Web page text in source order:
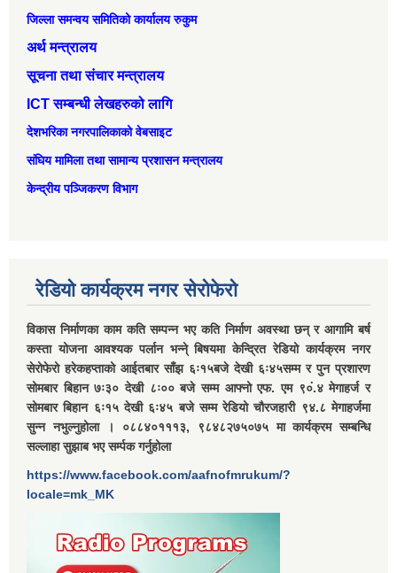
जिल्ला समन्वय समितिको कार्यालय रुकुम
अर्थ मन्त्रालय
सूचना तथा संचार मन्त्रालय
ICT सम्बन्धी लेखहरुको लागि
देशभरिका नगरपालिकाको वेबसाइट
संघिय मामिला तथा सामान्‍य प्रशासन मन्त्रालय
केन्द्रीय पञ्जिकरण विभाग
रेडियो कार्यक्रम नगर सेरोफेरो
विकास निर्माणका काम कति सम्पन्न भए कति निर्माण अवस्था छन् र आगामि बर्ष
कस्ता योजना आवश्यक पर्लान भन्ने् बिषयमा केन्द्रित रेडियो कार्यक्रम नगर
सेरोफेरो हरेकहप्ताको आईतबार साँझ ६ः१५बजे देखी ६ः४५सम्म र पुन प्रशारण
सोमबार बिहान ७ः३० देखी ८ः०० बजे सम्म आफ्नो एफ. एम ९०ं.४ मेगाहर्ज र
सोमबार बिहान ६ः१५ देखी ६ः४५ बजे सम्म रेडियो चौरजहारी ९४.८ मेगाहर्जमा
सुन्न नभुल्नुहोला । ०८८४०१११३, ९८४८२७५०७५ मा कार्यक्रम सम्बन्धि
सल्लाहा सुझाब भए सर्म्पक गर्नुहोला
https://www.facebook.com/aafnofmrukum/?
locale=mk_MK